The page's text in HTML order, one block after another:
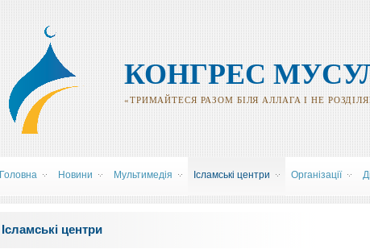
КОНГРЕС
«ТРИМАЙТЕСЯ РАЗОМ БІЛЯ АЛЛАГА І НЕ
Головна Новини Мультимедія Ісламські центри Організації
Ви є тут
Ісламські центри